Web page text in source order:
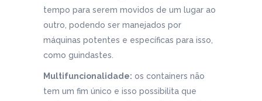
tempo para serem movidos de um lugar ao
outro, podendo ser manejados por
máquinas potentes e específicas para isso,
como guindastes.
Multifuncionalidade: os containers não
tem um fim único e isso possibilita que